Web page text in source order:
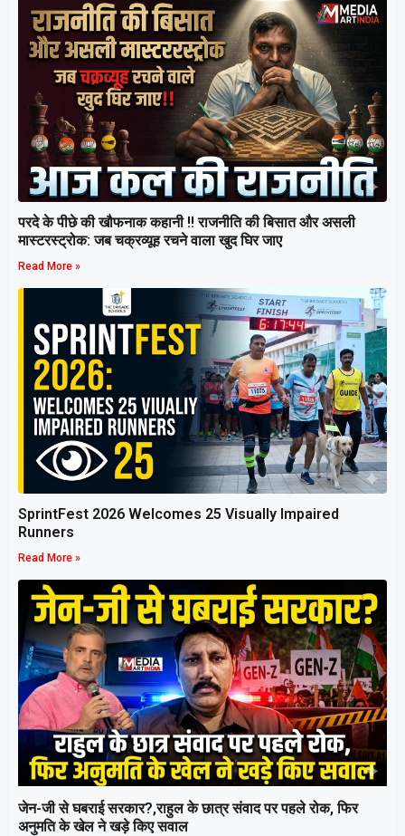
परदे के पीछे की खौफनाक कहानी ‼ राजनीति की बिसात और असली
मास्टरस्ट्रोक: जब चक्रव्यूह रचने वाला खुद घिर जाए
Read More »
SprintFest 2026 Welcomes 25 Visually Impaired
Runners
Read More »
जेन-जी से घबराई सरकार?,राहुल के छात्र संवाद पर पहले रोक, फिर
अनुमति के खेल ने खड़े किए सवाल